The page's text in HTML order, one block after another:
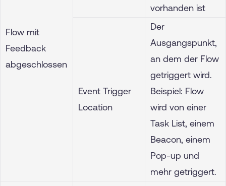
Flow mit
Feedback
abgeschlossen
vorhanden ist
Event Trigger
Location
Der
Ausgangspunkt,
an dem der Flow
getriggert wird.
Beispiel: Flow
wird von einer
Task List, einem
Beacon, einem
Pop-up und
mehr getriggert.